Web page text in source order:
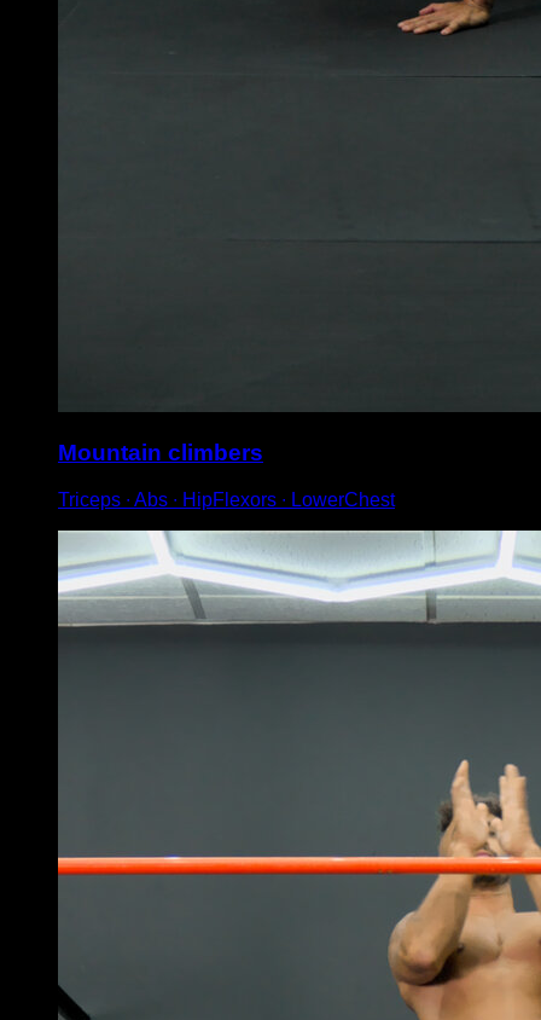
Mountain climbers
Triceps ∙ Abs ∙ HipFlexors ∙ LowerChest